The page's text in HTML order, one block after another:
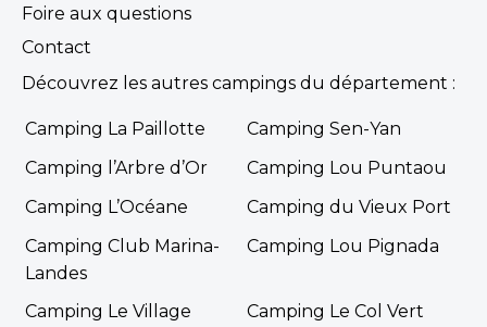
Foire aux questions
Contact
Découvrez les autres campings du département :
Camping La Paillotte
Camping Sen-Yan
Camping l’Arbre d’Or
Camping Lou Puntaou
Camping L’Océane
Camping du Vieux Port
Camping Club Marina-
Landes
Camping Lou Pignada
Camping Le Village
Camping Le Col Vert